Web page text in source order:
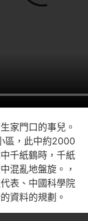
家門口的事兒。
區，此中約2000
千紙鶴時，千紙
混亂地盤旋。，
表、中國科學院
資料的規劃。